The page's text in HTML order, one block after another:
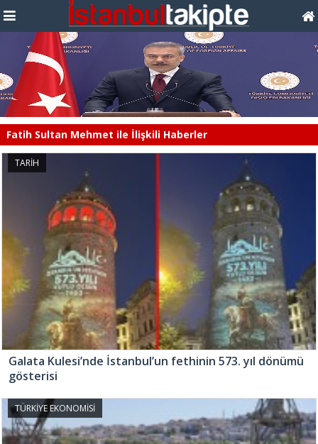
Fatih Sultan Mehmet ile İlişkili Haberler
TARİH
Galata Kulesi’nde İstanbul’un fethinin 573. yıl dönümü
gösterisi
TÜRKİYE EKONOMİSİ